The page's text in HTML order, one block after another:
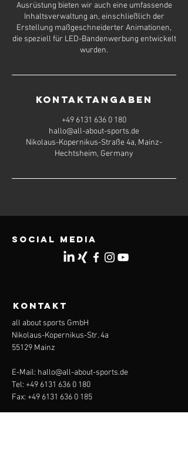
Ausrüstung bieten wir auch eine umfassende
Inhaltsverwaltung an, einschließlich der
Erstellung maßgeschneiderter Animationen,
die speziell für LED-Bandenwerbung entwickelt
wurden.
Kontaktangaben
+49 6131 636 0 180
hallo@all-about-sports.de
Nikolaus-Kopernikus-Straße 4a, Mainz-
Hechtsheim, Germany
Social Media
KONTAKT
all about sports GmbH
Nikolaus-Kopernikus-Str. 4a
55129 Mainz
E-Mail: hallo@all-about-sports.de
Tel: +49 6131 636 0 180
Fax: +49 6131 636 0 185